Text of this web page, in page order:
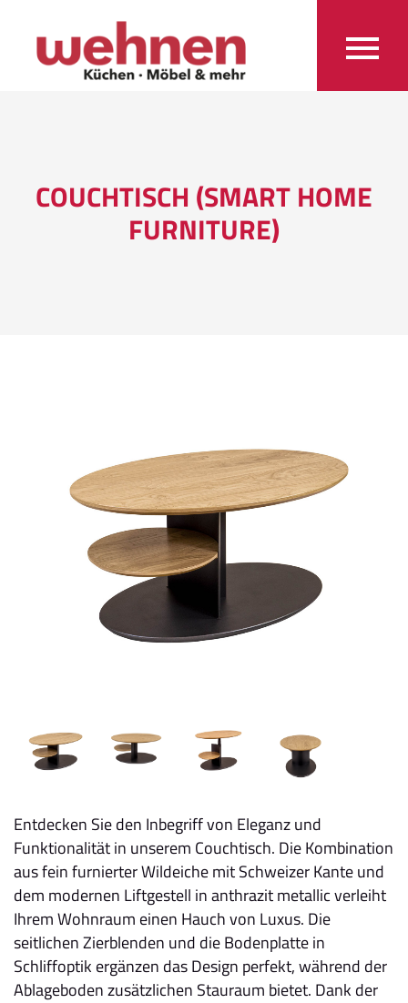
COUCHTISCH (SMART HOME
FURNITURE)
Entdecken Sie den Inbegriff von Eleganz und
Funktionalität in unserem Couchtisch. Die Kombination
aus fein furnierter Wildeiche mit Schweizer Kante und
dem modernen Liftgestell in anthrazit metallic verleiht
Ihrem Wohnraum einen Hauch von Luxus. Die
seitlichen Zierblenden und die Bodenplatte in
Schliffoptik ergänzen das Design perfekt, während der
Ablageboden zusätzlichen Stauraum bietet. Dank der